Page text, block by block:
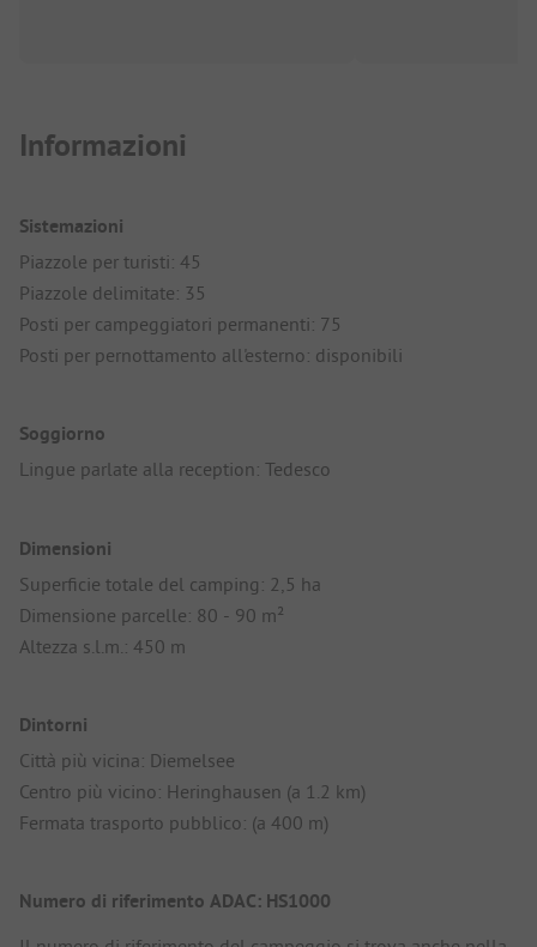
Informazioni
Sistemazioni
Piazzole per turisti: 45
Piazzole delimitate: 35
Posti per campeggiatori permanenti: 75
Posti per pernottamento all'esterno: disponibili
Soggiorno
Lingue parlate alla reception: Tedesco
Dimensioni
Superficie totale del camping: 2,5 ha
Dimensione parcelle: 80 - 90 m²
Altezza s.l.m.: 450 m
Dintorni
Città più vicina: Diemelsee
Centro più vicino: Heringhausen (a 1.2 km)
Fermata trasporto pubblico: (a 400 m)
Numero di riferimento ADAC: HS1000